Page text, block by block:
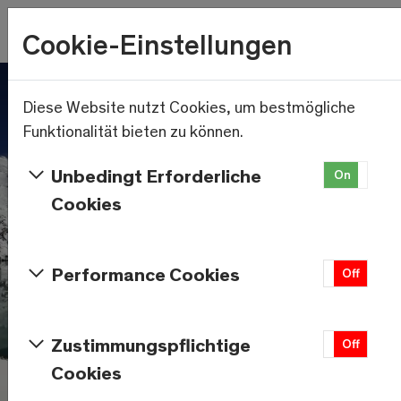
Skip to main content
10.8°C
Wetter
Cookie-Einstellungen
Diese Website nutzt Cookies, um bestmögliche
Funktionalität bieten zu können.
Unbedingt Erforderliche
Cookies
On
Performance Cookies Off
Zustimmungspflichtige
Cookies
Off